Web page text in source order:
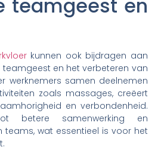
teamgeest en
kunnen ook bijdragen aan
en het verbeteren van
werknemers samen deelnemen
zoals massages, creëert
en verbondenheid.
betere samenwerking en
wat essentieel is voor het